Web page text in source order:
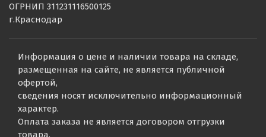
ОГРНИП 311231116500125
г.Краснодар
Информация о цене и наличии товара на складе,
размещенная на сайте, не является публичной
офертой,
сведения носят исключительно информационный
характер.
Оплата заказа не является договором отгрузки